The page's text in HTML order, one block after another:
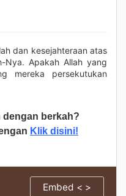
dan kesejahteraan atas
Nya. Apakah Allah yang
mereka persekutukan
dengan berkah?
Klik disini!
Embed < >